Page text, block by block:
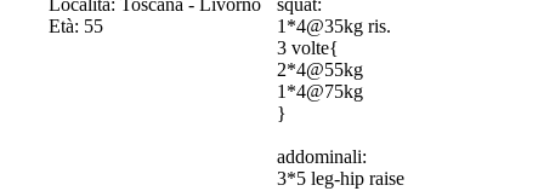
Località: Toscana - Livorno
Età: 55
squat:
1*4@35kg ris.
3 volte{
2*4@55kg
1*4@75kg
}
addominali:
3*5 leg-hip raise